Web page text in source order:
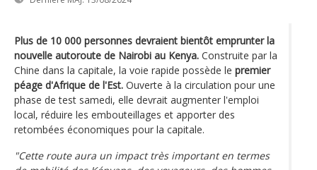
Plus de 10 000 personnes devraient bientôt emprunter la
nouvelle autoroute de Nairobi au Kenya. Construite par la
Chine dans la capitale, la voie rapide possède le premier
péage d'Afrique de l'Est. Ouverte à la circulation pour une
phase de test samedi, elle devrait augmenter l'emploi
local, réduire les embouteillages et apporter des
retombées économiques pour la capitale.
"Cette route aura un impact très important en termes